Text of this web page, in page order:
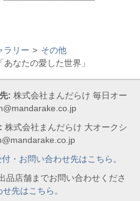
ラリー
その他
なたの愛した世界」
: 株式会社まんだらけ 毎日オー
株式会社まんだらけ 大オークシ
・お問い合わせ先はこちら。
品店舗までお問い合わせくださ
先はこちら。